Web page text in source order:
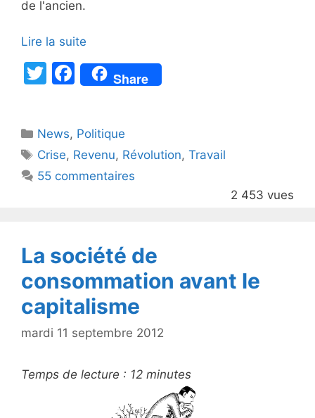
de l'ancien.
Lire la suite
T
er
F
a
e
b
o
Share
Catégories
News, Politique
Étiquettes
Crise, Revenu, Révolution,Travail
55 commentaires
2 453 vues
La société de
consommation avant le
capitalisme
mardi 11 septembre 2012
Temps de lecture : 12 minutes